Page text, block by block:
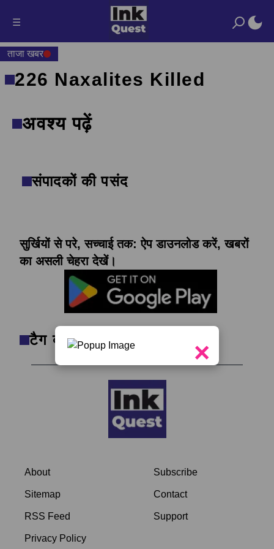
☰
ताजा खबर
×
226 Naxalites Killed
अवश्य पढ़ें
संपादकों की पसंद
सुर्खियों से परे, सच्चाई तक: ऐप डाउनलोड करें, खबरों
का असली चेहरा देखें।
टैग क्लाउड
About
Sitemap
RSS Feed
Privacy Policy
Subscribe
Contact
Support